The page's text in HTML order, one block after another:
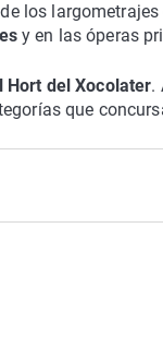
los
y en las óperas
Hort del Xocolater.
que